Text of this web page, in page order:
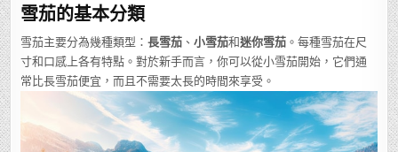
雪茄的基本分類
雪茄主要分為幾種類型：長雪茄 、小雪茄和迷你雪茄 。每種雪茄在尺
寸和口感上各有特點。對於新手而言，你可以從小雪茄開始，它們通
常比長雪茄便宜，而且不需要太長的時間來享受。